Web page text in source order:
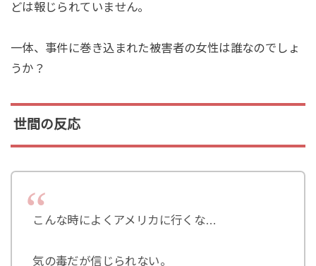
どは報じられていません。
一体、事件に巻き込まれた被害者の女性は誰なのでしょ
うか？
世間の反応
こんな時によくアメリカに行くな…
気の毒だが信じられない。